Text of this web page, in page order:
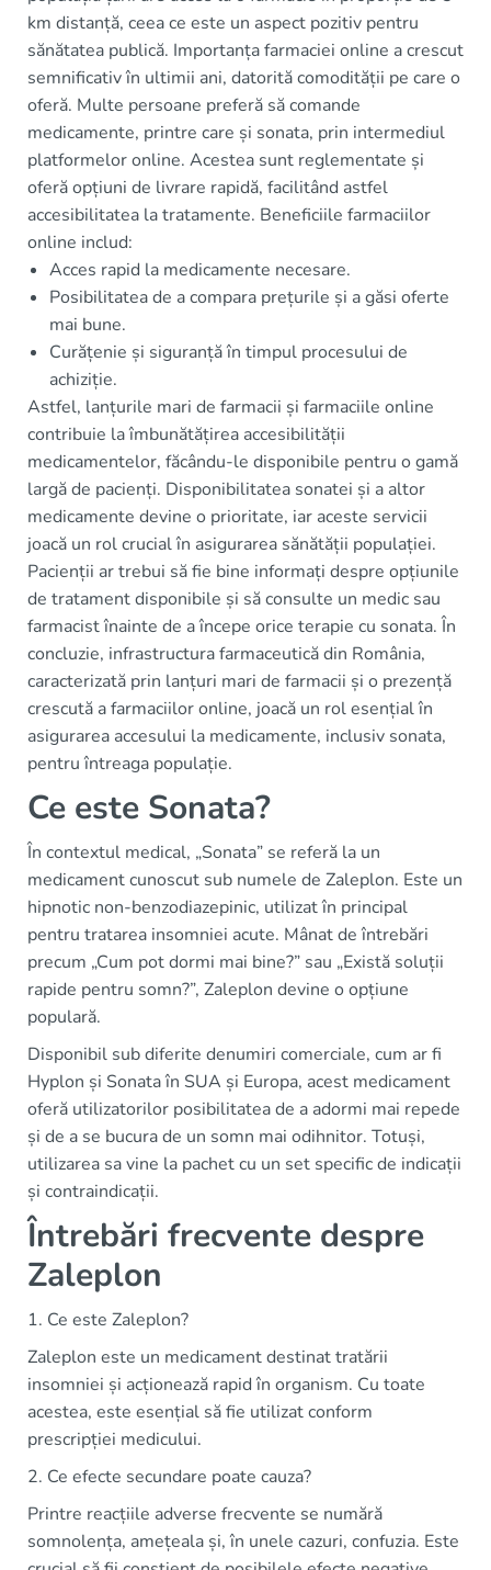
km distanță, ceea ce este un aspect pozitiv pentru
sănătatea publică. Importanța farmaciei online a crescut
semnificativ în ultimii ani, datorită comodității pe care o
oferă. Multe persoane preferă să comande
medicamente, printre care și sonata, prin intermediul
platformelor online. Acestea sunt reglementate și
oferă opțiuni de livrare rapidă, facilitând astfel
accesibilitatea la tratamente. Beneficiile farmaciilor
online includ:
Acces rapid la medicamente necesare.
Posibilitatea de a compara prețurile și a găsi oferte
mai bune.
Curățenie și siguranță în timpul procesului de
achiziție.
Astfel, lanțurile mari de farmacii și farmaciile online
contribuie la îmbunătățirea accesibilității
medicamentelor, făcându-le disponibile pentru o gamă
largă de pacienți. Disponibilitatea sonatei și a altor
medicamente devine o prioritate, iar aceste servicii
joacă un rol crucial în asigurarea sănătății populației.
Pacienții ar trebui să fie bine informați despre opțiunile
de tratament disponibile și să consulte un medic sau
farmacist înainte de a începe orice terapie cu sonata. În
concluzie, infrastructura farmaceutică din România,
caracterizată prin lanțuri mari de farmacii și o prezență
crescută a farmaciilor online, joacă un rol esențial în
asigurarea accesului la medicamente, inclusiv sonata,
pentru întreaga populație.
Ce este Sonata?
În contextul medical, „Sonata” se referă la un
medicament cunoscut sub numele de Zaleplon. Este un
hipnotic non-benzodiazepinic, utilizat în principal
pentru tratarea insomniei acute. Mânat de întrebări
precum „Cum pot dormi mai bine?” sau „Există soluții
rapide pentru somn?”, Zaleplon devine o opțiune
populară.
Disponibil sub diferite denumiri comerciale, cum ar fi
Hyplon și Sonata în SUA și Europa, acest medicament
oferă utilizatorilor posibilitatea de a adormi mai repede
și de a se bucura de un somn mai odihnitor. Totuși,
utilizarea sa vine la pachet cu un set specific de indicații
și contraindicații.
Întrebări frecvente despre
Zaleplon
1. Ce este Zaleplon?
Zaleplon este un medicament destinat tratării
insomniei și acționează rapid în organism. Cu toate
acestea, este esențial să fie utilizat conform
prescripției medicului.
2. Ce efecte secundare poate cauza?
Printre reacțiile adverse frecvente se numără
somnolența, amețeala și, în unele cazuri, confuzia. Este